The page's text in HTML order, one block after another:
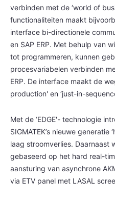
verbinden met de ‘world of
functionaliteiten maakt
interface bi-directionele
en SAP ERP. Met behulp van
tot programmeren, kunnen
procesvariabelen verbinden
ERP. De interface maakt de
production' en ‘just-in-
Met de ‘EDGE'- technologie
SIGMATEK’s nieuwe
laag stroomverlies. Daarnaast
gebaseerd op het hard real-
aansturing van asynchrone
via ETV panel met LASAL